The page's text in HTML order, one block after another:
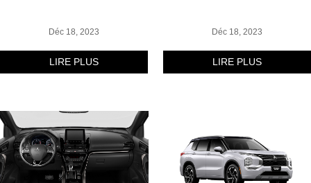
Déc 18, 2023
LIRE PLUS
Déc 18, 2023
LIRE PLUS